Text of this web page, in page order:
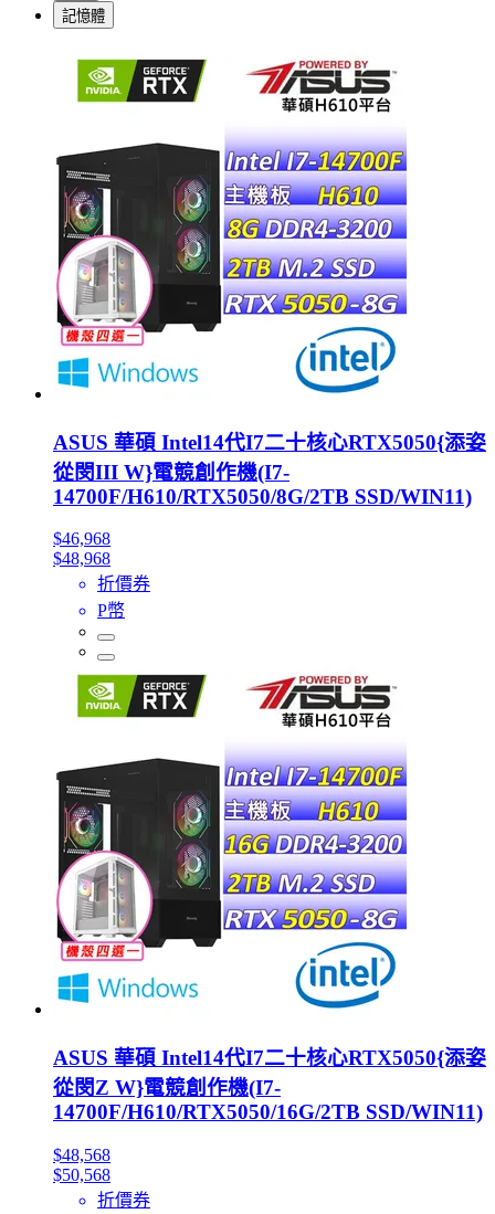
記憶體
ASUS 華碩 Intel14代I7二十核心RTX5050{添姿
從閔III W}電競創作機(I7-
14700F/H610/RTX5050/8G/2TB SSD/WIN11)
$46,968
$48,968
折價券
P幣
ASUS 華碩 Intel14代I7二十核心RTX5050{添姿
從閔Z W}電競創作機(I7-
14700F/H610/RTX5050/16G/2TB SSD/WIN11)
$48,568
$50,568
折價券